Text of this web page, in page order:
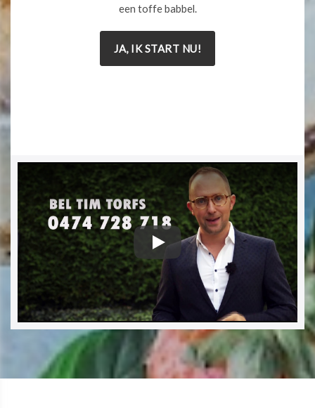
een toffe babbel.
JA, IK START NU!